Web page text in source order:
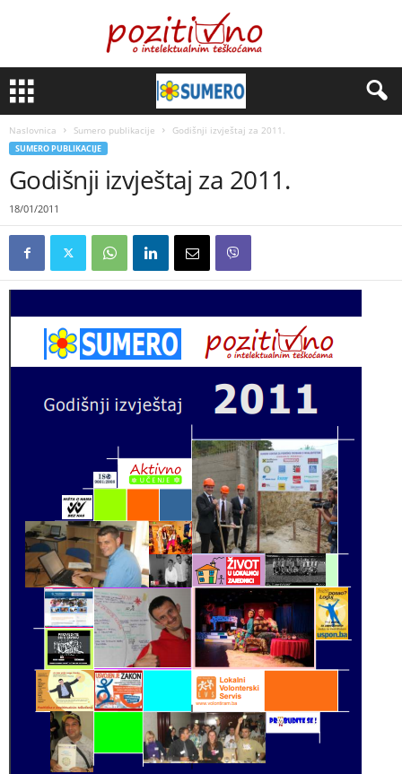
Naslovnica Sumero publikacije Godišnji izvještaj za 2011.
SUMERO PUBLIKACIJE
Godišnji izvještaj za 2011.
18/01/2011